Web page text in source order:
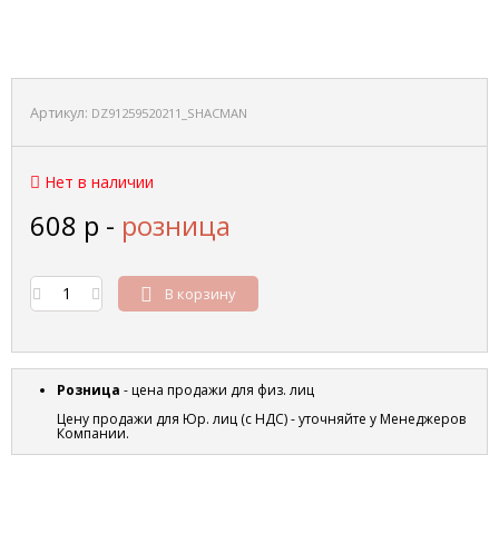
Артикул: DZ91259520211_SHACMAN
Нет в наличии
608 р - розница
В корзину
Розница - цена продажи для физ. лиц
Цену продажи для Юр. лиц (с НДС) - уточняйте у Менеджеров
Компании.